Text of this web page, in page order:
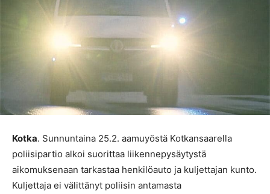
Kotka. Sunnuntaina 25.2. aamuyöstä Kotkansaarella
poliisipartio alkoi suorittaa liikennepysäytystä
aikomuksenaan tarkastaa henkilöauto ja kuljettajan kunto.
Kuljettaja ei välittänyt poliisin antamasta